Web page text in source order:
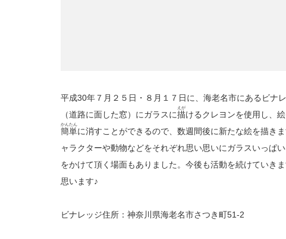
平成30年７月２５日・８月１７日に、海老名市にあるビナ
（道路に面した窓）にガラスに描
えが
けるクレヨンを使用し、
簡単
かんたん
に消すことができるので、数週間後に新たな絵を描き
ャラクターや動物などをそれぞれ思い思いにガラスいっぱ
をかけて頂く場面もありました。今後も活動を続けていき
思います♪
ビナレッジ住所：神奈川県海老名市さつき町51-2